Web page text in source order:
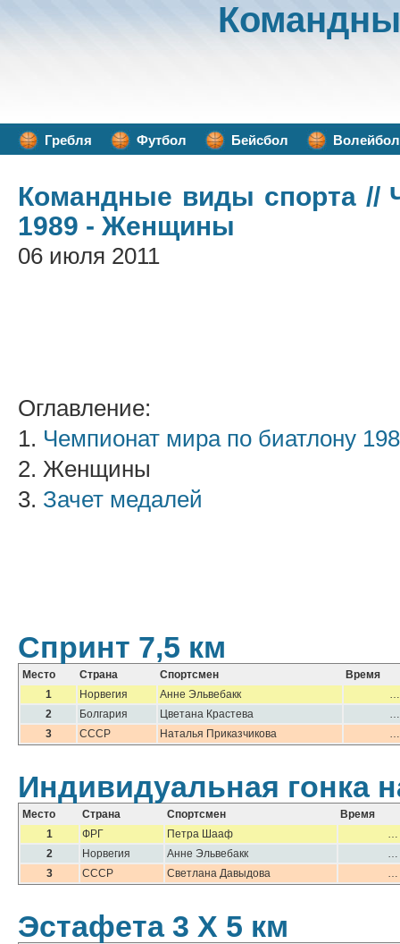
Гребля Футбол Бейсбол Волейбол
Командные виды спорта//
1989 - Женщины
06 июля 2011
Оглавление:
1. Чемпионат мира по биатлону
2. Женщины
3. Зачет медалей
Спринт 7,5 км
Место Страна Спортсмен
Время
1
Норвегия Анне Эльвебакк
…
2
Болгария Цветана Крастева
…
3
СССР Наталья Приказчикова …
Индивидуальная гонка
Место Страна Спортсмен
Время
1
ФРГ Петра Шааф
…
2
Норвегия Анне Эльвебакк
…
3
СССР Светлана Давыдова …
Эстафета 3 Х 5 км